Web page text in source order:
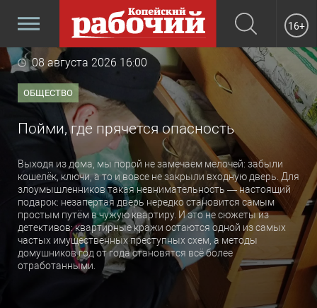
16+
08 августа 2026 16:00
ОБЩЕСТВО
Пойми, где прячется опасность
Выходя из дома, мы порой не замечаем мелочей: забыли
кошелёк, ключи, а то и вовсе не закрыли входную дверь. Для
злоумышленников такая невнимательность — настоящий
подарок: незапертая дверь нередко становится самым
простым путём в чужую квартиру. И это не сюжеты из
детективов: квартирные кражи остаются одной из самых
частых имущественных преступных схем, а методы
домушников год от года становятся всё более
отработанными.